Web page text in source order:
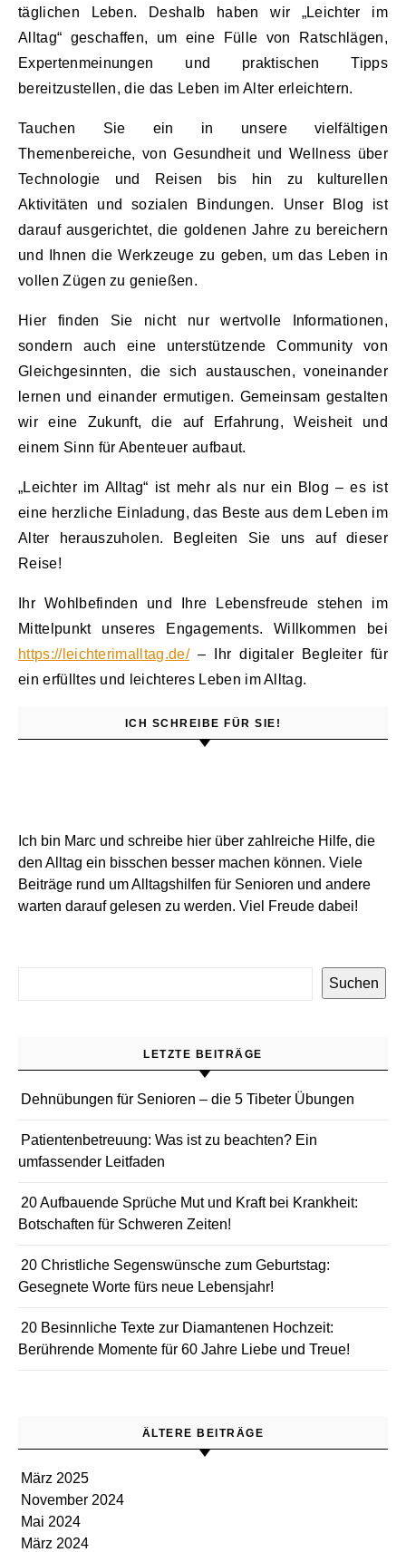
täglichen Leben. Deshalb haben wir „Leichter im
Alltag“ geschaffen, um eine Fülle von Ratschlägen,
Expertenmeinungen und praktischen Tipps
bereitzustellen, die das Leben im Alter erleichtern.
Tauchen Sie ein in unsere vielfältigen
Themenbereiche, von Gesundheit und Wellness über
Technologie und Reisen bis hin zu kulturellen
Aktivitäten und sozialen Bindungen. Unser Blog ist
darauf ausgerichtet, die goldenen Jahre zu bereichern
und Ihnen die Werkzeuge zu geben, um das Leben in
vollen Zügen zu genießen.
Hier finden Sie nicht nur wertvolle Informationen,
sondern auch eine unterstützende Community von
Gleichgesinnten, die sich austauschen, voneinander
lernen und einander ermutigen. Gemeinsam gestalten
wir eine Zukunft, die auf Erfahrung, Weisheit und
einem Sinn für Abenteuer aufbaut.
„Leichter im Alltag“ ist mehr als nur ein Blog – es ist
eine herzliche Einladung, das Beste aus dem Leben im
Alter herauszuholen. Begleiten Sie uns auf dieser
Reise!
Ihr Wohlbefinden und Ihre Lebensfreude stehen im
Mittelpunkt unseres Engagements. Willkommen bei
https://leichterimalltag.de/– Ihr digitaler Begleiter für
ein erfülltes und leichteres Leben im Alltag.
ICH SCHREIBE FÜR SIE!
Ich bin Marc und schreibe hier über zahlreiche Hilfe, die
den Alltag ein bisschen besser machen können. Viele
Beiträge rund um Alltagshilfen für Senioren und andere
warten darauf gelesen zu werden. Viel Freude dabei!
Suchen
LETZTE BEITRÄGE
Dehnübungen für Senioren – die 5 Tibeter Übungen
Patientenbetreuung: Was ist zu beachten? Ein
umfassender Leitfaden
20 Aufbauende Sprüche Mut und Kraft bei Krankheit:
Botschaften für Schweren Zeiten!
20 Christliche Segenswünsche zum Geburtstag:
Gesegnete Worte fürs neue Lebensjahr!
20 Besinnliche Texte zur Diamantenen Hochzeit:
Berührende Momente für 60 Jahre Liebe und Treue!
ÄLTERE BEITRÄGE
März 2025
November 2024
Mai 2024
März 2024